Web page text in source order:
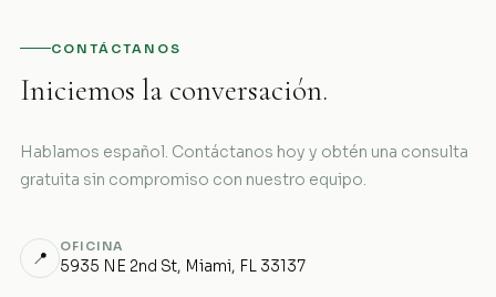
CONTÁCTANOS
Iniciemos la conversación.
Hablamos español. Contáctanos hoy y obtén una consulta
gratuita sin compromiso con nuestro equipo.
📍
OFICINA
5935 NE 2nd St, Miami, FL 33137